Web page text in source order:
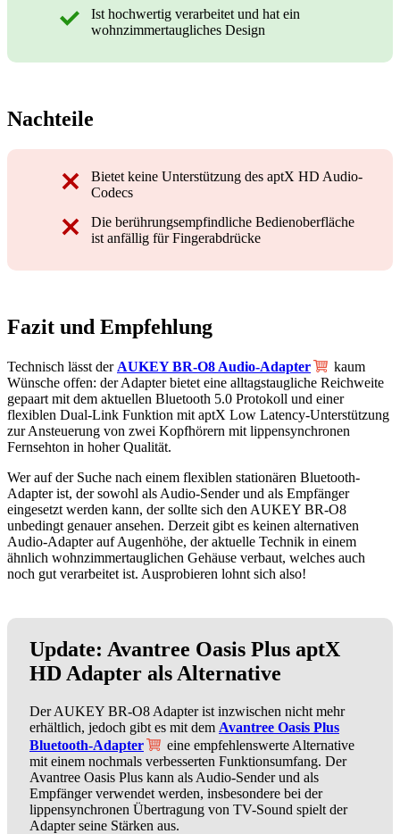
Ist hochwertig verarbeitet und hat ein
wohnzimmertaugliches Design
Nachteile
Bietet keine Unterstützung des aptX HD Audio-
Codecs
Die berührungsempfindliche Bedienoberfläche
ist anfällig für Fingerabdrücke
Fazit und Empfehlung
Technisch lässt der AUKEY BR-O8 Audio-Adapter
kaum
Wünsche offen: der Adapter bietet eine alltagstaugliche Reichweite
gepaart mit dem aktuellen Bluetooth 5.0 Protokoll und einer
flexiblen Dual-Link Funktion mit aptX Low Latency-Unterstützung
zur Ansteuerung von zwei Kopfhörern mit lippensynchronen
Fernsehton in hoher Qualität.
Wer auf der Suche nach einem flexiblen stationären Bluetooth-
Adapter ist, der sowohl als Audio-Sender und als Empfänger
eingesetzt werden kann, der sollte sich den AUKEY BR-O8
unbedingt genauer ansehen. Derzeit gibt es keinen alternativen
Audio-Adapter auf Augenhöhe, der aktuelle Technik in einem
ähnlich wohnzimmertauglichen Gehäuse verbaut, welches auch
noch gut verarbeitet ist. Ausprobieren lohnt sich also!
Update: Avantree Oasis Plus aptX
HD Adapter als Alternative
Der AUKEY BR-O8 Adapter ist inzwischen nicht mehr
erhältlich, jedoch gibt es mit dem Avantree Oasis Plus
Bluetooth-Adapter
eine empfehlenswerte Alternative
mit einem nochmals verbesserten Funktionsumfang. Der
Avantree Oasis Plus kann als Audio-Sender und als
Empfänger verwendet werden, insbesondere bei der
lippensynchronen Übertragung von TV-Sound spielt der
Adapter seine Stärken aus.